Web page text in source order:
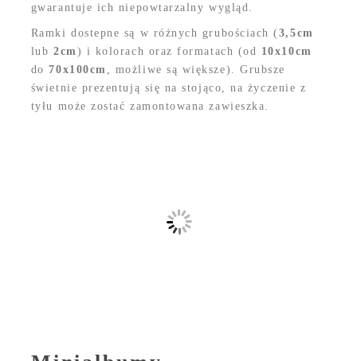
gwarantuje ich niepowtarzalny wygląd.
Ramki dostepne są w różnych grubościach ( 3,5cm
lub 2cm ) i kolorach oraz formatach (od 10x10cm
do 70x100cm
, możliwe są większe). Grubsze
świetnie prezentują się na stojąco, na życzenie z
tyłu może zostać zamontowana zawieszka.